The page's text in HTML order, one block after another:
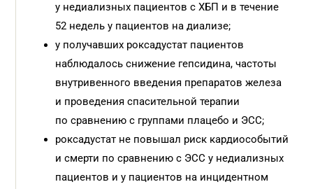
у недиализных пациентов с ХБП и в течение
52 недель у пациентов на диализе;
у получавших роксадустат пациентов
наблюдалось снижение гепсидина, частоты
внутривенного введения препаратов железа
и проведения спасительной терапии
по сравнению с группами плацебо и ЭСС;
роксадустат не повышал риск кардиособытий
и смерти по сравнению с ЭСС у недиализных
пациентов и у пациентов на инцидентном